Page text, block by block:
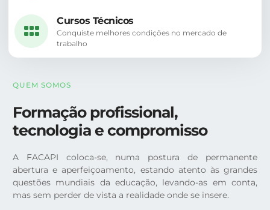
Cursos Técnicos
Conquiste melhores condições no mercado de
trabalho
QUEM SOMOS
Formação profissional,
tecnologia e compromisso
A FACAPI coloca-se, numa postura de permanente
abertura e aperfeiçoamento, estando atento às grandes
questões mundiais da educação, levando-as em conta,
mas sem perder de vista a realidade onde se insere.